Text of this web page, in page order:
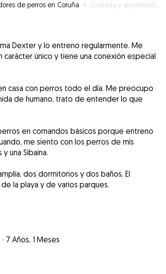
de perros en Coruña » Cuidado y alojamiento de perros
Dexter y lo entreno regularmente. Me
único y tiene una conexión especial
casa con perros todo el día. Me preocupo
de humano, trato de entender lo que
en comandos básicos porque entreno
me siento con los perros de mis
una Sibaina.
dos dormitorios y dos baños. El
la playa y de varios parques.
· 7 Años, 1 Meses